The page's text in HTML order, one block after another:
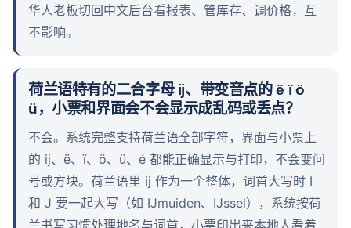
华人老板切回中文后台看报表、管库存、调价格，互
不影响。
荷兰语特有的二合字母 ij、带变音点的 ë ï ö
ü，小票和界面会不会显示成乱码或丢点？
不会。系统完整支持荷兰语全部字符，界面与小票上
的 ij、ë、ï、ö、ü、é 都能正确显示与打印，不会变问
号或方块。荷兰语里 ij 作为一个整体，词首大写时 I
和 J 要一起大写（如 IJmuiden、IJssel），系统按荷